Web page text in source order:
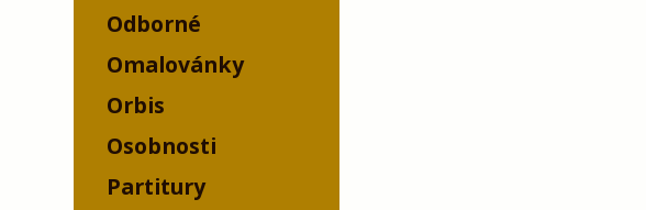
Odborné
Omalovánky
Orbis
Osobnosti
Partitury